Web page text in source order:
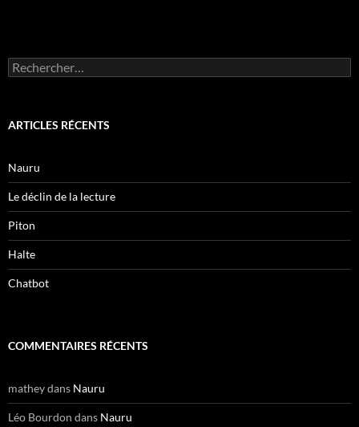
Rechercher :
ARTICLES RÉCENTS
Nauru
Le déclin de la lecture
Piton
Halte
Chatbot
COMMENTAIRES RÉCENTS
matheydans Nauru
Léo Bourdon dans Nauru